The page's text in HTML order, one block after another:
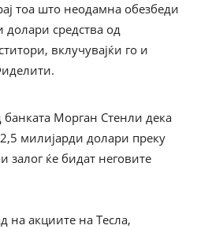
тоа што неодамна обезбеди
долари средства од
вклучувајќи го и
Морган Стенли дека
милијарди долари преку
залог ќе бидат неговите
на акциите на Тесла,